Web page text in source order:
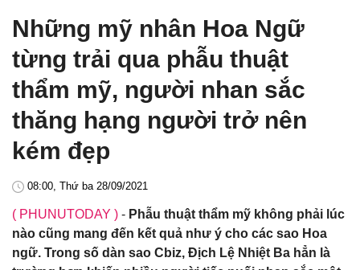
Những mỹ nhân Hoa Ngữ
từng trải qua phẫu thuật
thẩm mỹ, người nhan sắc
thăng hạng người trở nên
kém đẹp
08:00, Thứ ba 28/09/2021
( PHUNUTODAY ) - Phẫu thuật thẩm mỹ không phải lúc
nào cũng mang đến kết quả như ý cho các sao Hoa
ngữ. Trong số dàn sao Cbiz, Địch Lệ Nhiệt Ba hẳn là